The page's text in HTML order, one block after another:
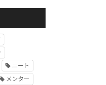
ニート
メンター